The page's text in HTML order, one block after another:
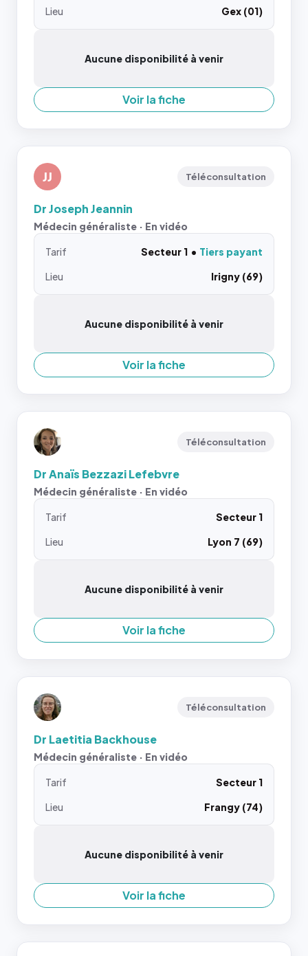
Lieu Gex (01)
Aucune disponibilité à venir
Voir la fiche
JJ Téléconsultation
Dr Joseph Jeannin
Médecin généraliste · En vidéo
Tarif Secteur 1
Tiers payant
Lieu
Irigny (69)
Aucune disponibilité à venir
Voir la fiche
Téléconsultation
Dr Anaïs Bezzazi Lefebvre
Médecin généraliste · En vidéo
Tarif
Secteur 1
Lieu
Lyon 7 (69)
Aucune disponibilité à venir
Voir la fiche
Téléconsultation
Dr Laetitia Backhouse
Médecin généraliste · En vidéo
Tarif
Secteur 1
Lieu
Frangy (74)
Aucune disponibilité à venir
Voir la fiche